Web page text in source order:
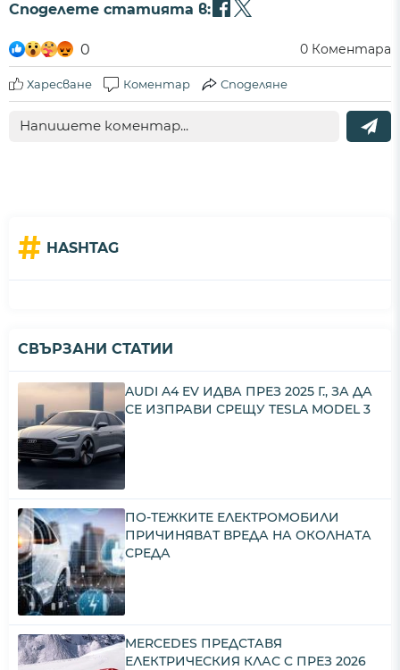
Споделете статията в:
0 0 Коментара
Харесване Коментар Споделяне
# HASHTAG
СВЪРЗАНИ СТАТИИ
AUDI A4 EV ИДВА ПРЕЗ 2025 Г., ЗА ДА
СЕ ИЗПРАВИ СРЕЩУ TESLA MODEL 3
ПО-ТЕЖКИТЕ ЕЛЕКТРОМОБИЛИ
ПРИЧИНЯВАТ ВРЕДА НА ОКОЛНАТА
СРЕДА
MERCEDES ПРЕДСТАВЯ
ЕЛЕКТРИЧЕСКИЯ КЛАС C ПРЕЗ 2026